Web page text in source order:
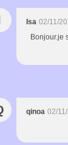
Isa 02/11/
qinoa 02/